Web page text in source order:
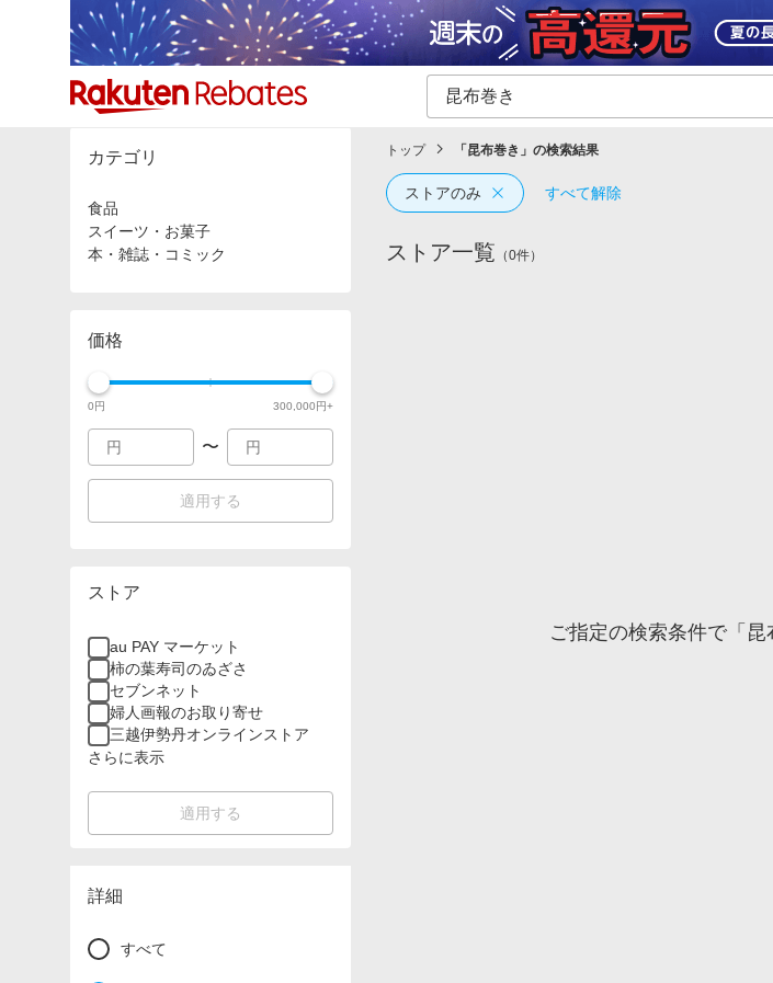
カテゴリー一覧 イベント一覧 ショッピング
カテゴリ
食品
スイーツ・お菓子
本・雑誌・コミック
価格
0円 300,000円+
〜
適用する
ストア
au PAY マーケット
柿の葉寿司のゐざさ
セブンネット
婦人画報のお取り寄せ
三越伊勢丹オンラインストア
さらに表示
適用する
詳細
すべて
トップ 「 昆布巻き 」の検索結果
ストアのみ すべて解除
ストア一覧 （0件）
ご指定の検索条件で「